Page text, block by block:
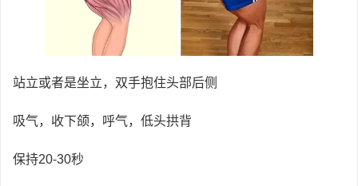
站立或者是坐立，双手抱住头部后侧
吸气，收下颌，呼气，低头拱背
保持20-30秒